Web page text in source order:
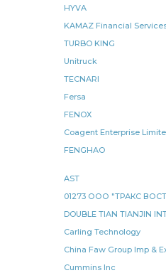
кольцо уплотнительное
Рычаг регулировочный
реактивной штанги
электромагнитный КАМАЗ
HYVA
KAMAZ Financial
TURBO KING
Unitruck
TECNARI
Fersa
FENOX
Coagent Enterprise
FENGHAO
AST
01273 ООО "ТРАКС
DOUBLE TIAN TIANJIN
Carling Technology
China Faw Group Imp &
Cummins Inc